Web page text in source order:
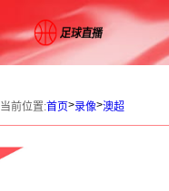
当前位置:首页>录像>澳超